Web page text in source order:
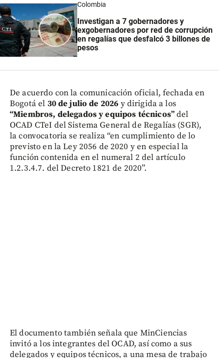
Colombia
Investigan a 7 gobernadores y
exgobernadores por red de corrupción
en regalías que desfalcó 3 billones de
pesos
De acuerdo con la comunicación oficial, fechada en
Bogotá el 30 de julio de 2026 y dirigida a los
“Miembros, delegados y equipos técnicos”del
OCAD CTeI del Sistema General de Regalías (SGR),
la convocatoria se realiza “en cumplimiento de lo
previsto en la Ley 2056 de 2020 y en especial la
función contenida en el numeral 2 del artículo
1.2.3.4.7. del Decreto 1821 de 2020”.
El documento también señala que MinCiencias
invitó a los integrantes del OCAD, así como a sus
delegados y equipos técnicos, a una mesa de trabajo